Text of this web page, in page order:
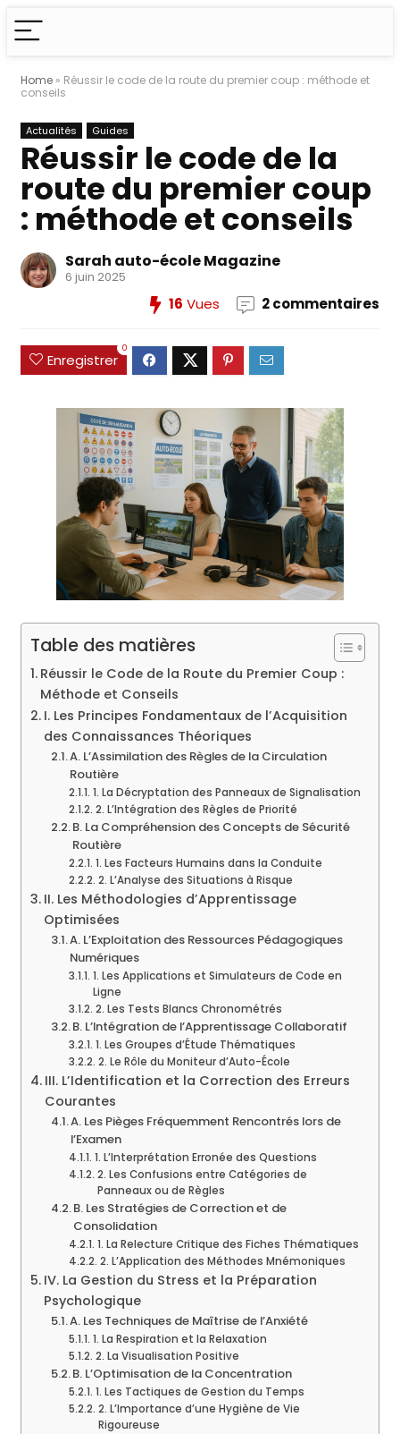
Home » Réussir le code de la route du premier coup : méthode et
conseils
Actualités Guides
Réussir le code de la
route du premier coup
: méthode et conseils
Sarah auto-école Magazine
6 juin 2025
16 Vues 2 commentaires
Enregistrer
0
Table des matières
Réussir le Code de la Route du Premier Coup :
Méthode et Conseils
I. Les Principes Fondamentaux de l’Acquisition
des Connaissances Théoriques
A. L’Assimilation des Règles de la Circulation
Routière
1. La Décryptation des Panneaux de Signalisation
2. L’Intégration des Règles de Priorité
B. La Compréhension des Concepts de Sécurité
Routière
1. Les Facteurs Humains dans la Conduite
2. L’Analyse des Situations à Risque
II. Les Méthodologies d’Apprentissage
Optimisées
A. L’Exploitation des Ressources Pédagogiques
Numériques
1. Les Applications et Simulateurs de Code en
Ligne
2. Les Tests Blancs Chronométrés
B. L’Intégration de l’Apprentissage Collaboratif
1. Les Groupes d’Étude Thématiques
2. Le Rôle du Moniteur d’Auto-École
III. L’Identification et la Correction des Erreurs
Courantes
A. Les Pièges Fréquemment Rencontrés lors de
l’Examen
1. L’Interprétation Erronée des Questions
2. Les Confusions entre Catégories de
Panneaux ou de Règles
B. Les Stratégies de Correction et de
Consolidation
1. La Relecture Critique des Fiches Thématiques
2. L’Application des Méthodes Mnémoniques
IV. La Gestion du Stress et la Préparation
Psychologique
A. Les Techniques de Maîtrise de l’Anxiété
1. La Respiration et la Relaxation
2. La Visualisation Positive
B. L’Optimisation de la Concentration
1. Les Tactiques de Gestion du Temps
2. L’Importance d’une Hygiène de Vie
Rigoureuse